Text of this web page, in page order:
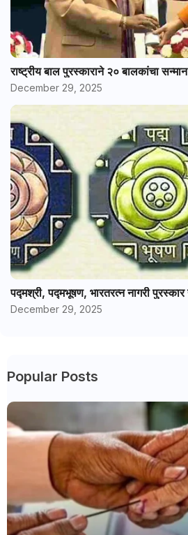
राष्ट्रीय बाल पुरस्काराने २० बालकांचा सन्मान
December 29, 2025
पद्मश्री, पद्मभूषण, भारतरत्न नागरी पुरस्कार
December 29, 2025
Popular Posts